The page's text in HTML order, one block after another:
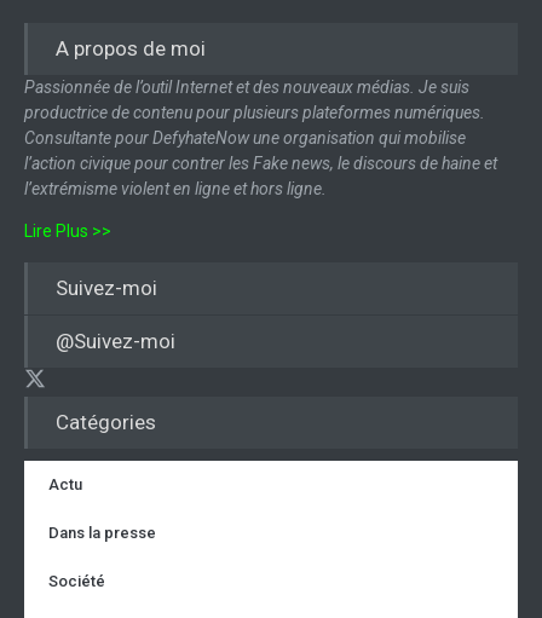
Catégories
Actu
Dans la presse
Société
A propos de moi
Passionnée de l’outil Internet et des nouveaux médias. Je suis
productrice de contenu pour plusieurs plateformes numériques.
Consultante pour DefyhateNow une organisation qui mobilise
l’action civique pour contrer les Fake news, le discours de haine et
l’extrémisme violent en ligne et hors ligne.
Lire Plus >>
Suivez-moi
@Suivez-moi